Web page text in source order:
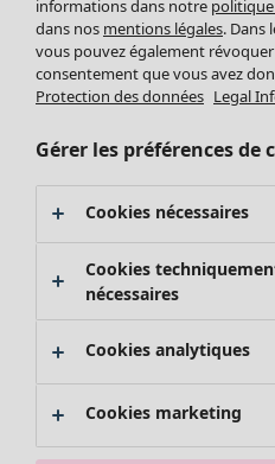
Basics
Bonnes affaires déco
Décoration
Textiles
Tapis
Éponge
Promos SOLDES
Les promos de Gudrun Sjödén
Nouvel arrivage
Bonnes affaires en soldes -
informations dans notre
dans nos mentions légales. Dans
vous pouvez également
consentement que vous avez
Protection des données Legal
Gérer les préférences de
Cookies nécessaires
Cookies
nécessaires
Cookies analytiques
Cookies marketing